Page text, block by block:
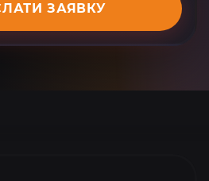
ЗАЯВКУ